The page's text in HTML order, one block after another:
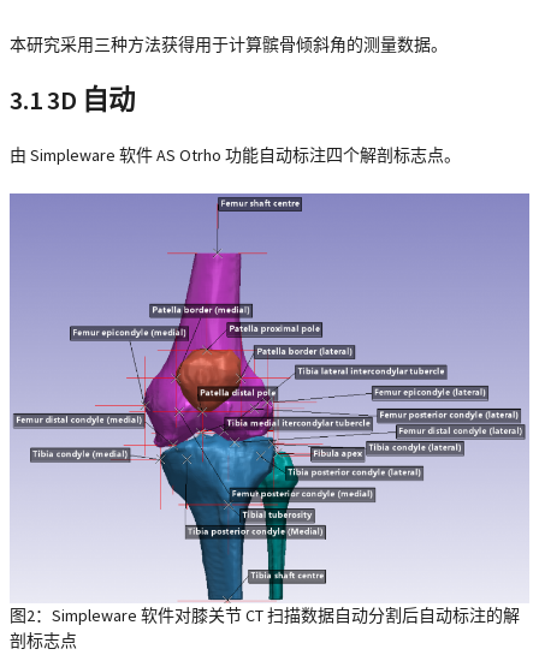
本研究采用三种方法获得用于计算髌骨倾斜角的测量数据。
3.1 3D 自动
由 Simpleware 软件 AS Otrho 功能自动标注四个解剖标志点。
图2：Simpleware 软件对膝关节 CT 扫描数据自动分割后自动标注的解
剖标志点